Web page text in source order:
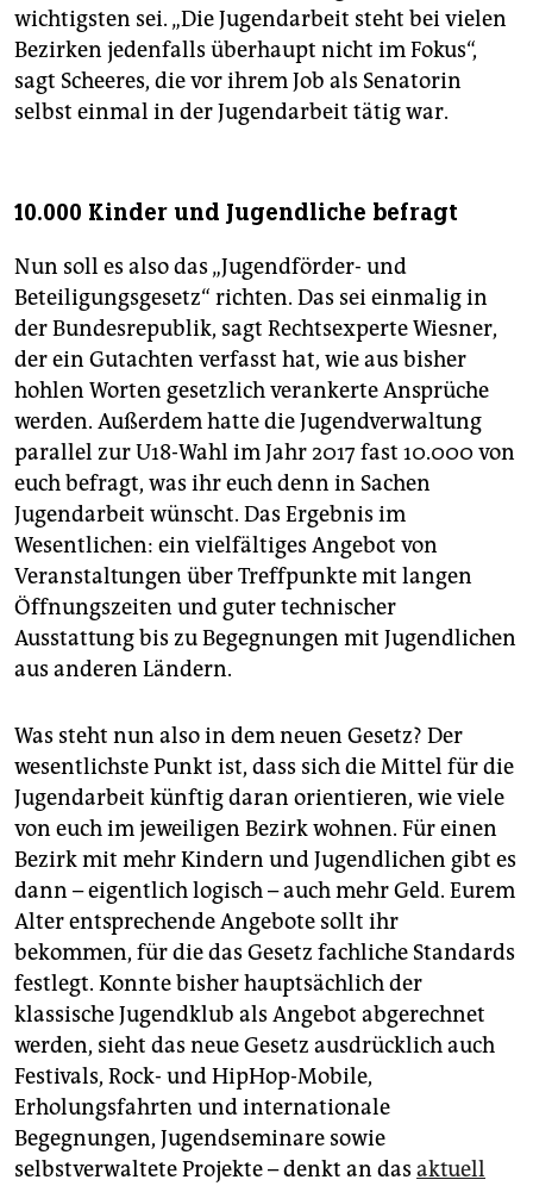
wichtigsten sei. „Die Jugendarbeit steht bei vielen
Bezirken jedenfalls überhaupt nicht im Fokus“,
sagt Scheeres, die vor ihrem Job als Senatorin
selbst einmal in der Jugendarbeit tätig war.
10.000 Kinder und Jugendliche befragt
Nun soll es also das „Jugendförder- und
Beteiligungsgesetz“ richten. Das sei einmalig in
der Bundesrepublik, sagt Rechtsexperte Wiesner,
der ein Gutachten verfasst hat, wie aus bisher
hohlen Worten gesetzlich verankerte Ansprüche
werden. Außerdem hatte die Jugendverwaltung
parallel zur U18-Wahl im Jahr 2017 fast 10.000 von
euch befragt, was ihr euch denn in Sachen
Jugendarbeit wünscht. Das Ergebnis im
Wesentlichen: ein vielfältiges Angebot von
Veranstaltungen über Treffpunkte mit langen
Öffnungszeiten und guter technischer
Ausstattung bis zu Begegnungen mit Jugendlichen
aus anderen Ländern.
Was steht nun also in dem neuen Gesetz? Der
wesentlichste Punkt ist, dass sich die Mittel für die
Jugendarbeit künftig daran orientieren, wie viele
von euch im jeweiligen Bezirk wohnen. Für einen
Bezirk mit mehr Kindern und Jugendlichen gibt es
dann – eigentlich logisch – auch mehr Geld. Eurem
Alter entsprechende Angebote sollt ihr
bekommen, für die das Gesetz fachliche Standards
festlegt. Konnte bisher hauptsächlich der
klassische Jugendklub als Angebot abgerechnet
werden, sieht das neue Gesetz ausdrücklich auch
Festivals, Rock- und HipHop-Mobile,
Erholungsfahrten und internationale
Begegnungen, Jugendseminare sowie
selbstverwaltete Projekte – denkt an das aktuell